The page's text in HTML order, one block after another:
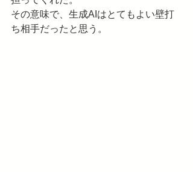
その意味で、生成AIはとてもよい壁打
ち相手だったと思う。